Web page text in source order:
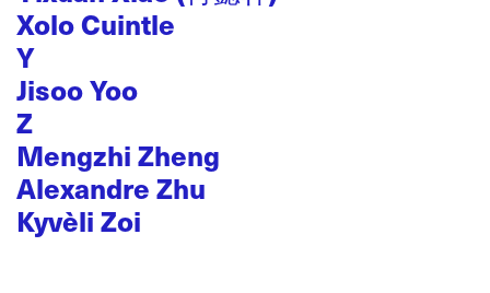
Xolo Cuintle
Y
Jisoo Yoo
Z
Mengzhi Zheng
Alexandre Zhu
Kyvèli Zoi